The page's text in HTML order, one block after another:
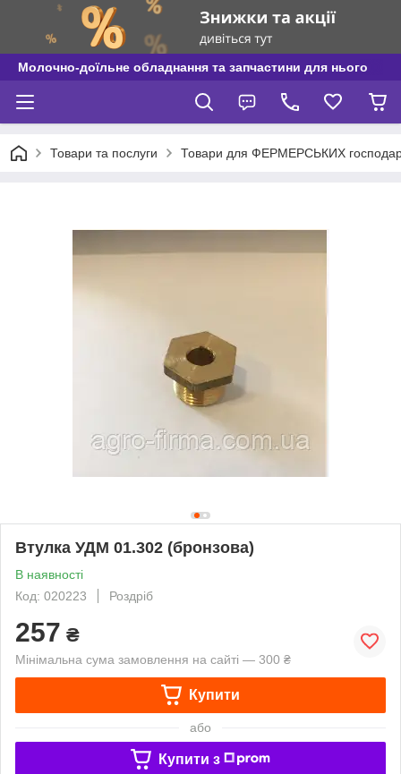
Молочно-доїльне обладнання та запчастини для нього
Товари та послуги Товари для ФЕРМЕРСЬКИХ
Втулка УДМ 01.302 (бронзова)
В наявності
Код: 020223
Роздріб
257 ₴
Мінімальна сума замовлення на сайті — 300 ₴
Купити
або
Купити з